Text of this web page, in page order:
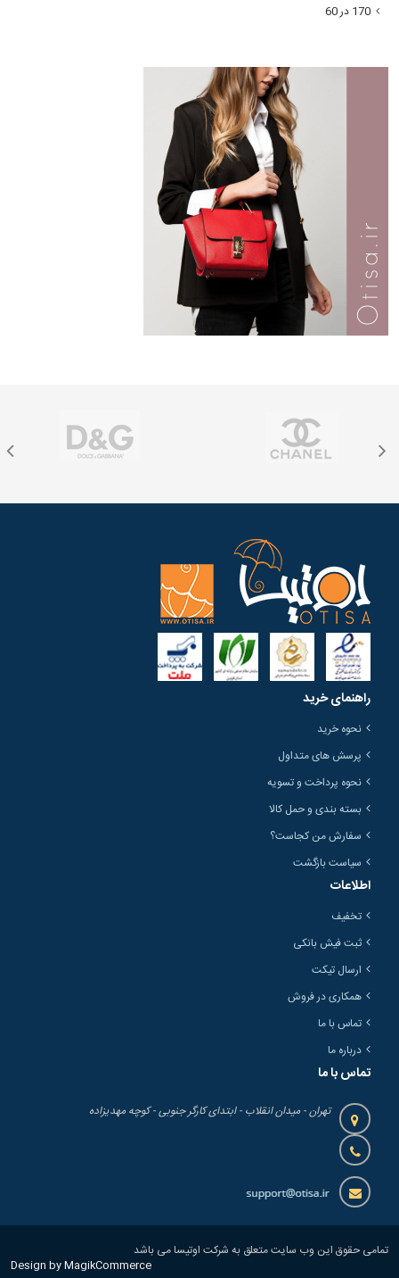
170 در 60
راهنمای خرید
نحوه خرید
پرسش های متداول
نحوه پرداخت و تسویه
بسته بندی و حمل کالا
سفارش من کجاست؟
سیاست بازگشت
اطلاعات
تخفیف
ثبت فیش بانکی
ارسال تیکت
همکاری در فروش
تماس با ما
درباره ما
تماس با ما
تهران - میدان انقلاب - ابتدای کارگر جنوبی - کوچه مهدیزاده
تمامی حقوق این وب سایت متعلق به شرکت اوتیسا می باشد
Design by MagikCommerce